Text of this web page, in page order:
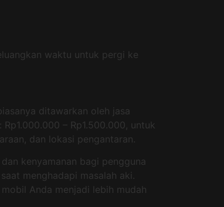
waktu untuk pergi ke
ditawarkan oleh jasa
– Rp1.500.000, untuk
dan lokasi pengantaran.
kenyamanan bagi pengguna
menghadapi masalah aki.
Anda menjadi lebih mudah